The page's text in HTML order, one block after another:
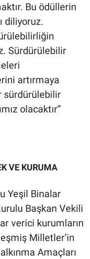
Bu ödüllerin
diliyoruz.
Sürdürülebilir
artırmaya
sürdürülebilir
olacaktır”
VE KURUMA
Yeşil Binalar
Başkan Vekili
verici kurumların
Milletler’in
Amaçları